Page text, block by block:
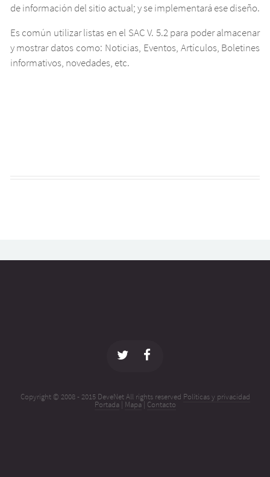
de información del sitio actual; y se implementará ese diseño.
Es común utilizar listas en el SAC V. 5.2 para poder almacenar
y mostrar datos como: Noticias, Eventos, Artículos, Boletines
informativos, novedades, etc.
Copyright © 2008 - 2015 DeveNet All rights reserved Políticas y privacidad
Portada| Mapa| Contacto
Equipo
Agradecimientos
Contáctese